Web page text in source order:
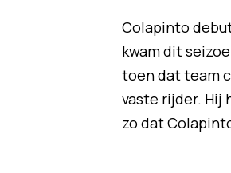
Colapinto
kwam dit
toen dat team
vaste rijder. Hij
zo dat